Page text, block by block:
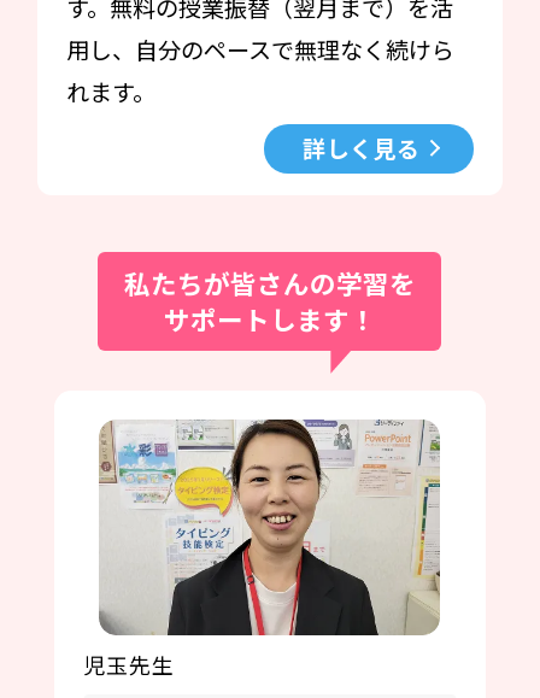
す。無料の授業振替（翌月まで）を活
用し、自分のペースで無理なく続けら
れます。
詳しく見る
私たちが皆さんの学習を
サポートします！
児玉先生